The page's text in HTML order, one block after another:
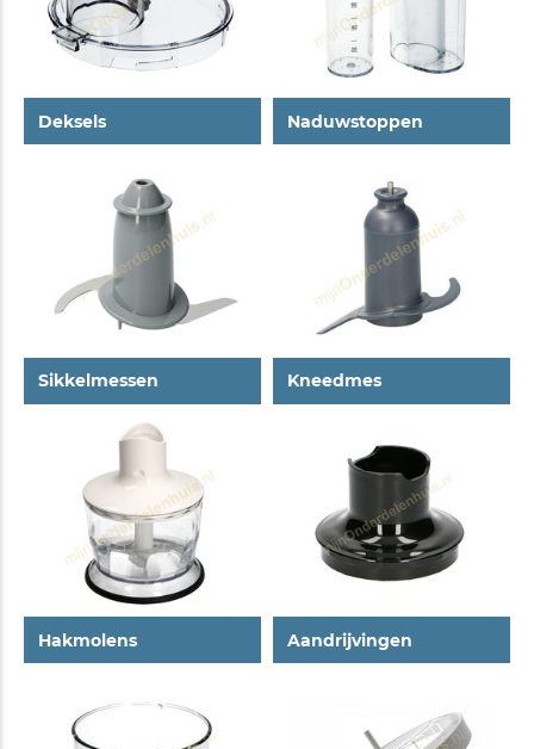
Deksels Naduwstoppen
Sikkelmessen Kneedmes
Hakmolens Aandrijvingen